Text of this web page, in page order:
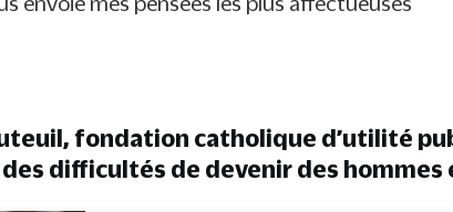
fondation catholique d’utilité
difficultés de devenir des